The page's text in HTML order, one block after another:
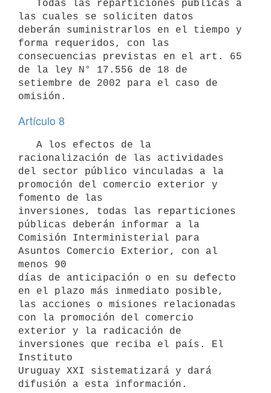
las cuales se soliciten datos
deberán suministrarlos en el tiempo y
forma requeridos, con las
consecuencias previstas en el art. 65
de la ley N° 17.556 de 18 de
setiembre de 2002 para el caso de
Artículo 8
racionalización de las actividades
del sector público vinculadas a la
promoción del comercio exterior y
fomento de las
inversiones, todas las reparticiones
públicas deberán informar a la
Comisión Interministerial para
Asuntos Comercio Exterior, con al
menos 90
días de anticipación o en su defecto
en el plazo más inmediato posible,
las acciones o misiones relacionadas
con la promoción del comercio
exterior y la radicación de
inversiones que reciba el país. El
Instituto
Uruguay XXI sistematizará y dará
difusión a esta información.